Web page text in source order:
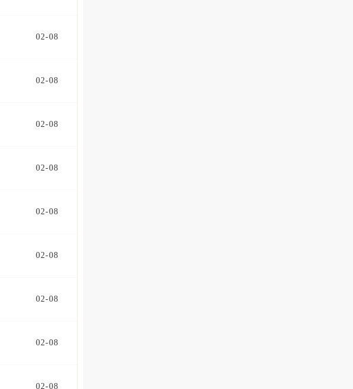
02-08
02-08
02-08
02-08
02-08
02-08
02-08
02-08
02-08